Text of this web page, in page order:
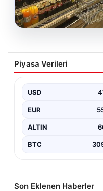
07.08.2026
Enflasyon
açıklanacak?
Piyasa Verileri
USD
EUR
ALTIN
BTC
Son Eklenen Haberler